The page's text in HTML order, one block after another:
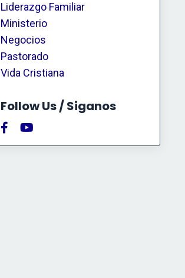
Liderazgo Familiar
Ministerio
Negocios
Pastorado
Vida Cristiana
Follow Us / Siganos